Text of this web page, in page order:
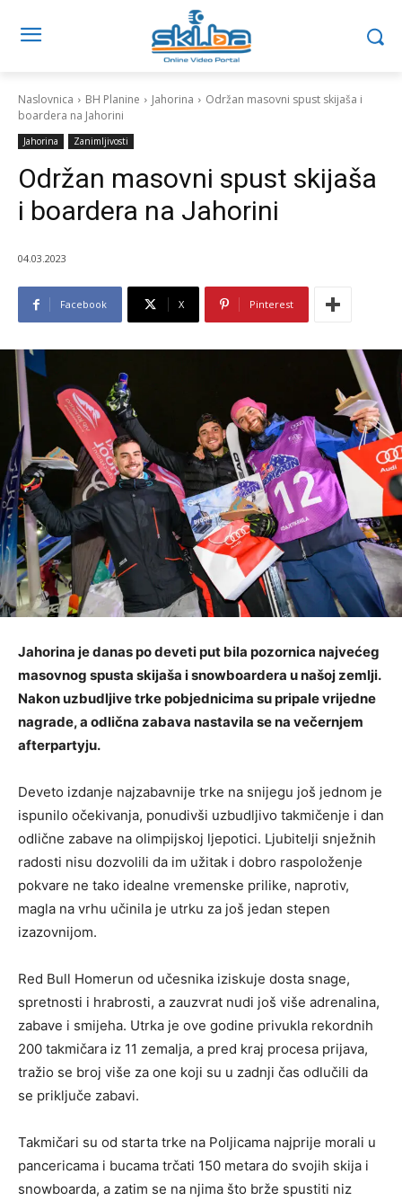
Naslovnica BH Planine Jahorina
Održan masovni spust skijaša i
boardera na Jahorini
Jahorina Zanimljivosti
Održan masovni spust skijaša
i boardera na Jahorini
04.03.2023
Facebook X Pinterest
Jahorina je danas po deveti put bila pozornica najvećeg
masovnog spusta skijaša i snowboardera u našoj zemlji.
Nakon uzbudljive trke pobjednicima su pripale vrijedne
nagrade, a odlična zabava nastavila se na večernjem
afterpartyju.
Deveto izdanje najzabavnije trke na snijegu još jednom je
ispunilo očekivanja, ponudivši uzbudljivo takmičenje i dan
odlične zabave na olimpijskoj ljepotici. Ljubitelji snježnih
radosti nisu dozvolili da im užitak i dobro raspoloženje
pokvare ne tako idealne vremenske prilike, naprotiv,
magla na vrhu učinila je utrku za još jedan stepen
izazovnijom.
Red Bull Homerun od učesnika iziskuje dosta snage,
spretnosti i hrabrosti, a zauzvrat nudi još više adrenalina,
zabave i smijeha. Utrka je ove godine privukla rekordnih
200 takmičara iz 11 zemalja, a pred kraj procesa prijava,
tražio se broj više za one koji su u zadnji čas odlučili da
se priključe zabavi.
Takmičari su od starta trke na Poljicama najprije morali u
pancericama i bucama trčati 150 metara do svojih skija i
snowboarda, a zatim se na njima što brže spustiti niz